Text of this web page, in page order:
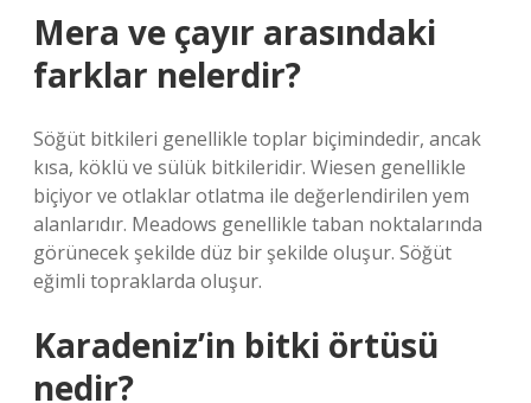
Mera ve çayır arasındaki
farklar nelerdir?
Söğüt bitkileri genellikle toplar biçimindedir, ancak
kısa, köklü ve sülük bitkileridir. Wiesen genellikle
biçiyor ve otlaklar otlatma ile değerlendirilen yem
alanlarıdır. Meadows genellikle taban noktalarında
görünecek şekilde düz bir şekilde oluşur. Söğüt
eğimli topraklarda oluşur.
Karadeniz’in bitki örtüsü
nedir?